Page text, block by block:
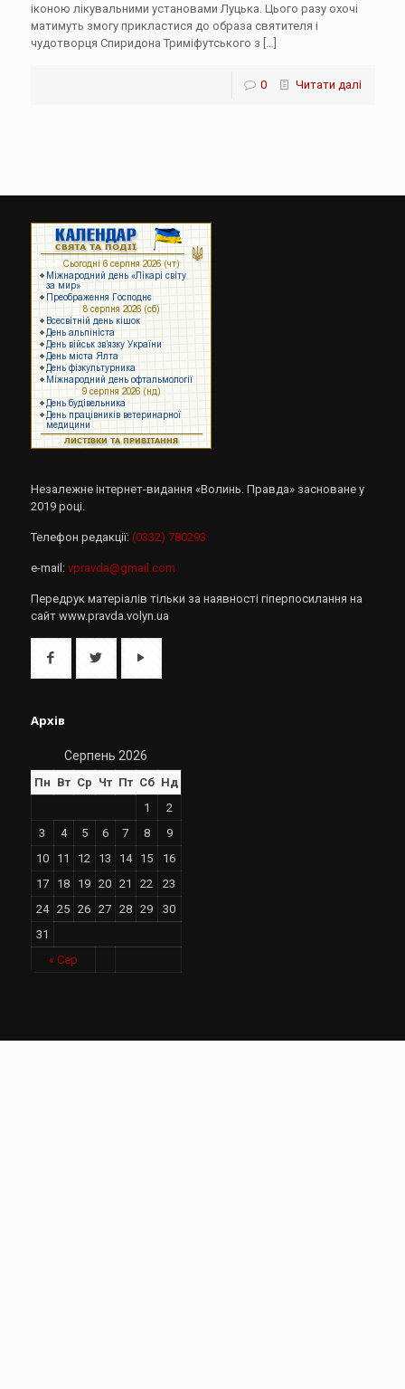
іконою лікувальними установами Луцька. Цього разу охочі
матимуть змогу прикластися до образа святителя і
чудотворця Спиридона Триміфутського з […]
0 Читати далі
Незалежне інтернет-видання «Волинь. Правда» засноване у
2019 році.
Телефон редакції: (0332) 780293
e-mail: vpravda@gmail.com
Передрук матеріалів тільки за наявності гіперпосилання на
сайт www.pravda.volyn.ua
Архів
Серпень 2026
Пн Вт Ср Чт Пт Сб Нд
« Сер
1
2
3
4 5 6 7 8
9
10
11 12 13 14 15
16
17
18 19 20 21 22
23
24
25 26 27 28 29
30
31